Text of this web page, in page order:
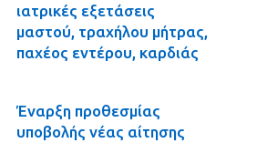
ιατρικές εξετάσεις
μαστού, τραχήλου μήτρας,
παχέος εντέρου, καρδιάς
Έναρξη προθεσμίας
υποβολής νέας αίτησης